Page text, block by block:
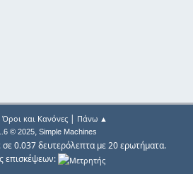
Όροι και Κανόνες| Πάνω ▲
© 2025, Simple Machines
σε 0.037 δευτερόλεπτα με 20 ερωτήματα.
επισκέψεων: